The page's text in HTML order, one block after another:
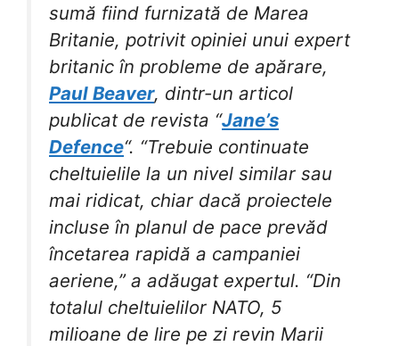
sumă fiind furnizată de Marea
Britanie, potrivit opiniei unui expert
britanic în probleme de apărare,
Paul Beaver, dintr-un articol
publicat de revista “Jane’s
Defence“. “Trebuie continuate
cheltuielile la un nivel similar sau
mai ridicat, chiar dacă proiectele
incluse în planul de pace prevăd
încetarea rapidă a campaniei
aeriene,” a adăugat expertul. “Din
totalul cheltuielilor NATO, 5
milioane de lire pe zi revin Marii